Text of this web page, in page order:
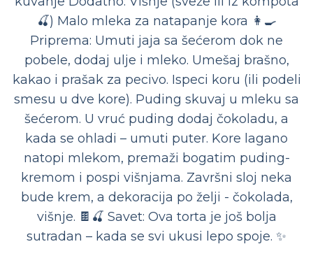
🍒) Malo mleka za natapanje kora 👩‍🍳
Priprema: Umuti jaja sa šećerom dok ne
pobele, dodaj ulje i mleko. Umešaj brašno,
kakao i prašak za pecivo. Ispeci koru (ili podeli
smesu u dve kore). Puding skuvaj u mleku sa
šećerom. U vruć puding dodaj čokoladu, a
kada se ohladi – umuti puter. Kore lagano
natopi mlekom, premaži bogatim puding-
kremom i pospi višnjama. Završni sloj neka
bude krem, a dekoracija po želji - čokolada,
višnje. 🍫🍒 Savet: Ova torta je još bolja
sutradan – kada se svi ukusi lepo spoje. ✨